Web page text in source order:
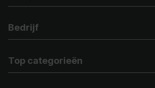
Bedrijf
Top categorieën